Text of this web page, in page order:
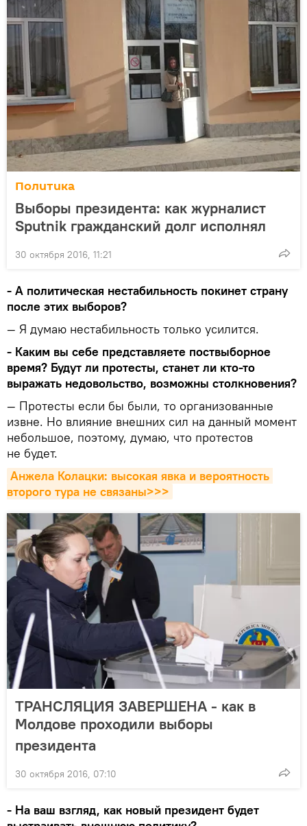
Политика
Выборы президента: как журналист
Sputnik гражданский долг исполнял
30 октября 2016, 11:21
- А политическая нестабильность покинет страну
после этих выборов?
— Я думаю нестабильность только усилится.
- Каким вы себе представляете поствыборное
время? Будут ли протесты, станет ли кто-то
выражать недовольство, возможны столкновения?
— Протесты если бы были, то организованные
извне. Но влияние внешних сил на данный момент
небольшое, поэтому, думаю, что протестов
не будет.
Анжела Колацки: высокая явка и вероятность
второго тура не связаны>>>
ТРАНСЛЯЦИЯ ЗАВЕРШЕНА - как в
Молдове проходили выборы
президента
30 октября 2016, 07:10
- На ваш взгляд, как новый президент будет